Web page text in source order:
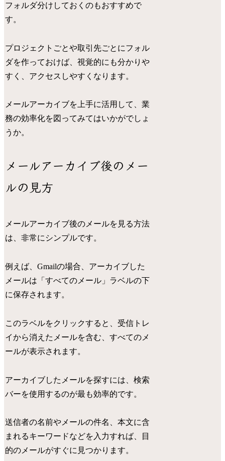
フォルダ分けしておくのもおすすめで
す。
プロジェクトごとや取引先ごとにフォル
ダを作っておけば、視覚的にも分かりや
すく、アクセスしやすくなります。
メールアーカイブを上手に活用して、業
務の効率化を図ってみてはいかがでしょ
うか。
メールアーカイブ後のメー
ルの見方
メールアーカイブ後のメールを見る方法
は、非常にシンプルです。
例えば、Gmailの場合、アーカイブした
メールは「すべてのメール」ラベルの下
に保存されます。
このラベルをクリックすると、受信トレ
イから消えたメールを含む、すべてのメ
ールが表示されます。
アーカイブしたメールを探すには、検索
バーを使用するのが最も効率的です。
送信者の名前やメールの件名、本文に含
まれるキーワードなどを入力すれば、目
的のメールがすぐに見つかります。